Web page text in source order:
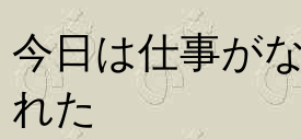
今日は仕事が
れた